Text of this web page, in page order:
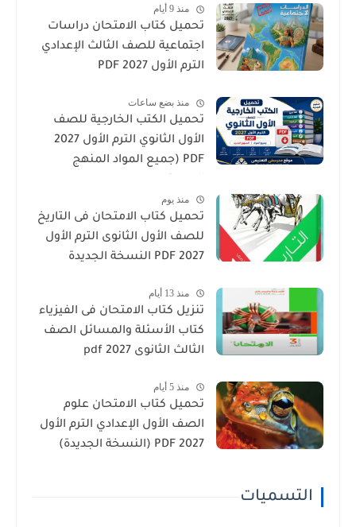
منذ 9 أيام
تحميل كتاب الامتحان دراسات
اجتماعية للصف الثالث الإعدادي
الترم الأول 2027 PDF
منذ بضع ساعات
تحميل الكتب الخارجية للصف
الأول الثانوي الترم الأول 2027
PDF (جميع المواد المنهج
منذ يوم
تحميل كتاب الامتحان فى التاريخ
للصف الأول الثانوى الترم الأول
2027 PDF النسخة الجديدة
منذ 13 أيام
تنزيل كتاب الامتحان فى الفيزياء
كتاب الأسئلة والمسائل الصف
الثالث الثانوى 2027 pdf
منذ 5 أيام
تحميل كتاب الامتحان علوم
الصف الأول الإعدادي الترم الأول
2027 PDF (النسخة الجديدة)
التسميات